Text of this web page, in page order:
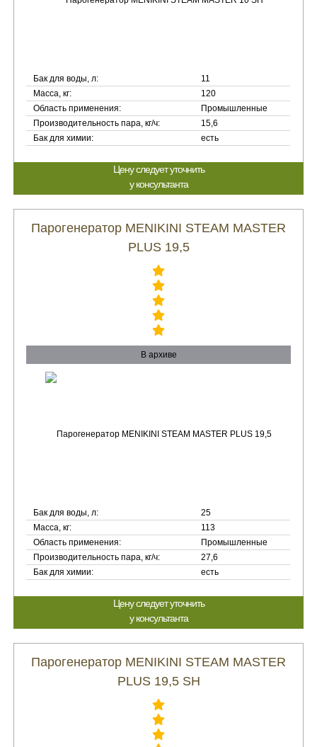
Бак для воды, л:
11
Масса, кг:
120
Область применения:
Промышленные
Производительность пара, кг/ч:
15,6
Бак для химии:
есть
Цену следует уточнить
у консультанта
Парогенератор MENIKINI STEAM MASTER
PLUS 19,5
В архиве
Бак для воды, л:
25
Масса, кг:
113
Область применения:
Промышленные
Производительность пара, кг/ч:
27,6
Бак для химии:
есть
Цену следует уточнить
у консультанта
Парогенератор MENIKINI STEAM MASTER
PLUS 19,5 SH